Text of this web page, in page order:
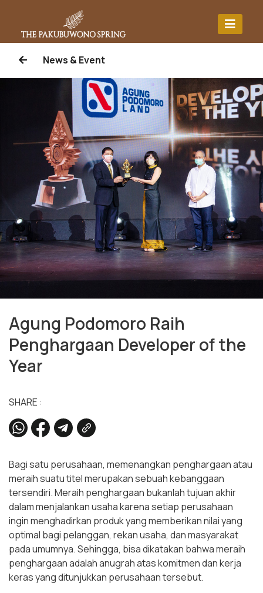
News & Event
Agung Podomoro Raih
Penghargaan Developer of the
Year
SHARE :
Bagi satu perusahaan, memenangkan penghargaan atau
meraih suatu titel merupakan sebuah kebanggaan
tersendiri. Meraih penghargaan bukanlah tujuan akhir
dalam menjalankan usaha karena setiap perusahaan
ingin menghadirkan produk yang memberikan nilai yang
optimal bagi pelanggan, rekan usaha, dan masyarakat
pada umumnya. Sehingga, bisa dikatakan bahwa meraih
penghargaan adalah anugrah atas komitmen dan kerja
keras yang ditunjukkan perusahaan tersebut.